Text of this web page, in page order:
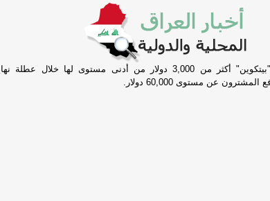
مباشر- استعادت "بيتكوين" أكثر من 3,000 دولار من أدنى مستوى لها خلال عطلة
عن مستوى 60,000 دولار.